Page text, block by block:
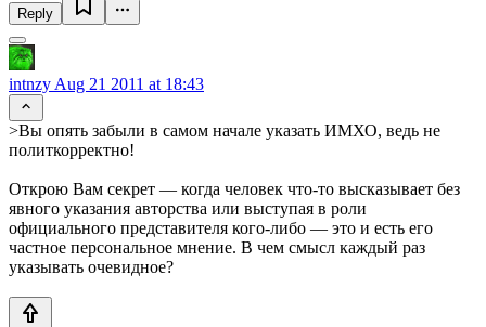
Reply
intnzy Aug 21 2011 at 18:43
>Вы опять забыли в самом начале указать ИМХО, ведь не
политкорректно!
Открою Вам секрет — когда человек что-то высказывает без
явного указания авторства или выступая в роли
официального представителя кого-либо — это и есть его
частное персональное мнение. В чем смысл каждый раз
указывать очевидное?